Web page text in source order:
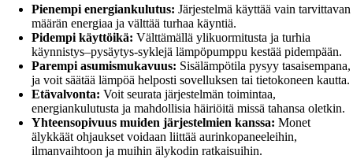
Pienempi energiankulutus: Järjestelmä käyttää vain tarvittavan
määrän energiaa ja välttää turhaa käyntiä.
Pidempi käyttöikä: Välttämällä ylikuormitusta ja turhia
käynnistys–pysäytys-syklejä lämpöpumppu kestää pidempään.
Parempi asumismukavuus: Sisälämpötila pysyy tasaisempana,
ja voit säätää lämpöä helposti sovelluksen tai tietokoneen kautta.
Etävalvonta: Voit seurata järjestelmän toimintaa,
energiankulutusta ja mahdollisia häiriöitä missä tahansa oletkin.
Yhteensopivuus muiden järjestelmien kanssa: Monet
älykkäät ohjaukset voidaan liittää aurinkopaneeleihin,
ilmanvaihtoon ja muihin älykodin ratkaisuihin.